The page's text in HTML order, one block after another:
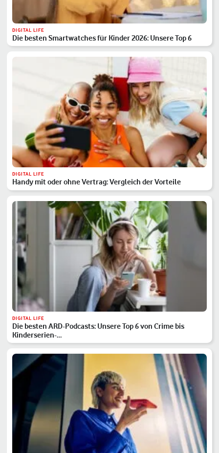
DIGITAL LIFE
Die besten Smartwatches für Kinder 2026: Unsere Top 6
DIGITAL LIFE
Handy mit oder ohne Vertrag: Vergleich der Vorteile
DIGITAL LIFE
Die besten ARD-Podcasts: Unsere Top 6 von Crime bis
Kinderserien-…